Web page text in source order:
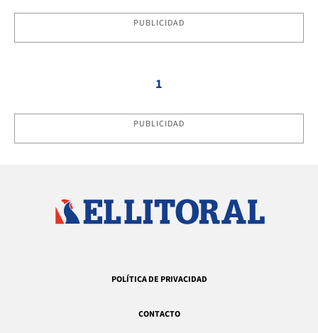
PUBLICIDAD
1
PUBLICIDAD
POLÍTICA DE PRIVACIDAD
CONTACTO